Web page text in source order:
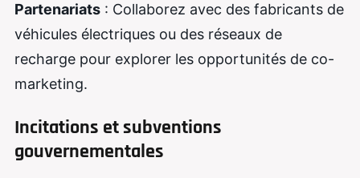
Partenariats : Collaborez avec des fabricants de
véhicules électriques ou des réseaux de
recharge pour explorer les opportunités de co-
marketing.
Incitations et subventions
gouvernementales